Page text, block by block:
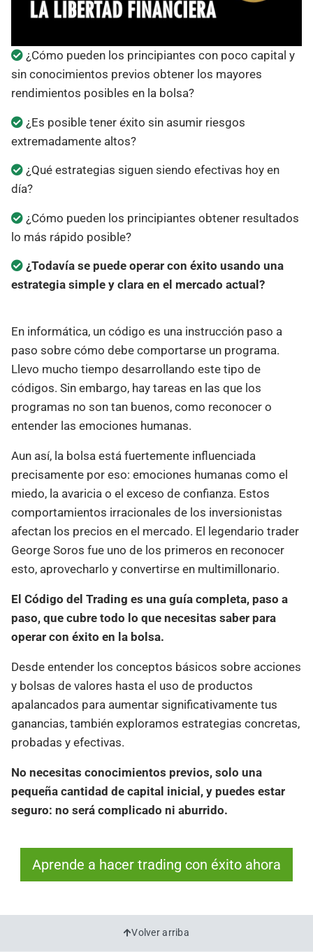
¿Cómo pueden los principiantes con poco capital y
sin conocimientos previos obtener los mayores
rendimientos posibles en la bolsa?
¿Es posible tener éxito sin asumir riesgos
extremadamente altos?
¿Qué estrategias siguen siendo efectivas hoy en
día?
¿Cómo pueden los principiantes obtener resultados
lo más rápido posible?
¿Todavía se puede operar con éxito usando una
estrategia simple y clara en el mercado actual?
En informática, un código es una instrucción paso a
paso sobre cómo debe comportarse un programa.
Llevo mucho tiempo desarrollando este tipo de
códigos. Sin embargo, hay tareas en las que los
programas no son tan buenos, como reconocer o
entender las emociones humanas.
Aun así, la bolsa está fuertemente influenciada
precisamente por eso: emociones humanas como el
miedo, la avaricia o el exceso de confianza. Estos
comportamientos irracionales de los inversionistas
afectan los precios en el mercado. El legendario trader
George Soros fue uno de los primeros en reconocer
esto, aprovecharlo y convertirse en multimillonario.
El Código del Trading es una guía completa, paso a
paso, que cubre todo lo que necesitas saber para
operar con éxito en la bolsa.
Desde entender los conceptos básicos sobre acciones
y bolsas de valores hasta el uso de productos
apalancados para aumentar significativamente tus
ganancias, también exploramos estrategias concretas,
probadas y efectivas.
No necesitas conocimientos previos, solo una
pequeña cantidad de capital inicial, y puedes estar
seguro: no será complicado ni aburrido.
Aprende a hacer trading con éxito ahora
Volver arriba